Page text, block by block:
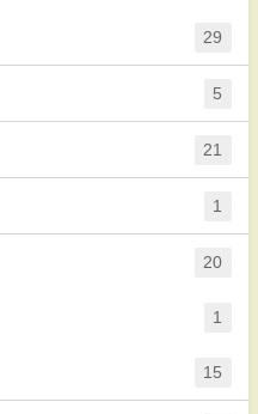
29
5
21
1
20
1
15